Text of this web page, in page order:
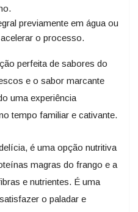
previamente em água ou
o processo.
perfeita de sabores do
e o sabor marcante
uma experiência
tempo familiar e cativante.
é uma opção nutritiva
magras do frango e a
e nutrientes. É uma
o paladar e